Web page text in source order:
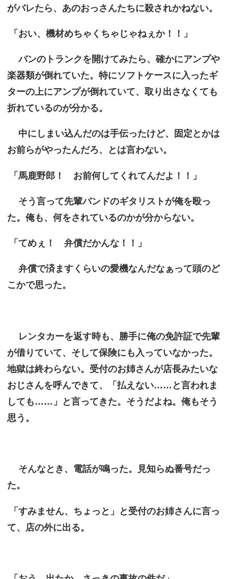
がバレたら、あのおっさんたちに殺されかねない。
「おい、機材めちゃくちゃじゃねぇか！！」
バンのトランクを開けてみたら、確かにアンプや
楽器類が倒れていた。特にソフトケースに入ったギ
ターの上にアンプが倒れていて、取り出さなくても
折れているのが分かる。
中にしまい込んだのは手伝ったけど、固定とかは
お前らがやったんだろ、とは言わない。
「馬鹿野郎！ お前何してくれてんだよ！！」
そう言って先輩バンドのギタリストが俺を殴っ
た。俺も、何をされているのかが分からない。
「てめぇ！ 弁償だかんな！！」
弁償で済ますくらいの愛機なんだなぁって頭のど
こかで思った。
レンタカーを返す時も、勝手に俺の免許証で先輩
が借りていて、そして保険にも入っていなかった。
地獄は終わらない。受付のお姉さんが店長みたいな
おじさんを呼んできて、「払えない……と言われま
しても……」と言ってきた。そうだよね。俺もそう
思う。
そんなとき、電話が鳴った。見知らぬ番号だっ
た。
「すみません、ちょっと」と受付のお姉さんに言っ
て、店の外に出る。